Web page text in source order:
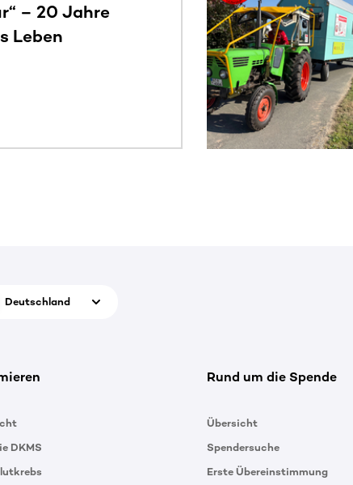
– 20 Jahre
Leben
Deutschland
DKMS
Rund um die Spende
Übersicht
Spendersuche
Erste Übereinstimmung